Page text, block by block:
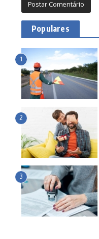
Populares
1
2
3